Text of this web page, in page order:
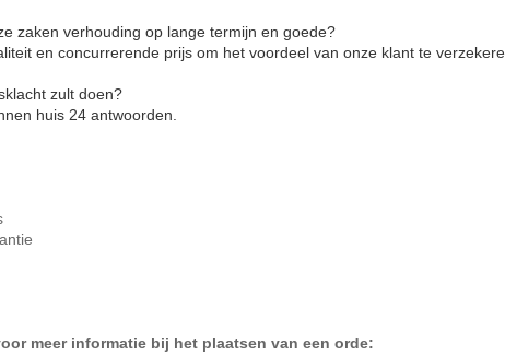
zaken verhouding op lange termijn en goede?
en concurrerende prijs om het voordeel van onze klant te
zult doen?
huis 24 antwoorden.
meer informatie bij het plaatsen van een orde: